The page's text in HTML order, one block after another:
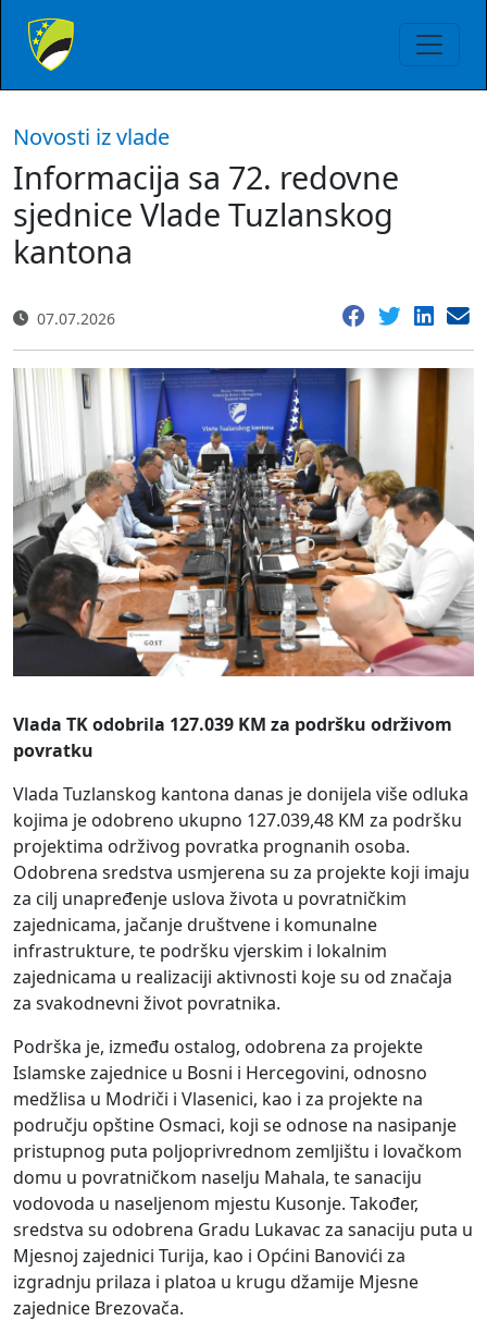
Novosti iz vlade
Informacija sa 72. redovne
sjednice Vlade Tuzlanskog
kantona
07.07.2026
Vlada TK odobrila 127.039 KM za podršku održivom
povratku
Vlada Tuzlanskog kantona danas je donijela više odluka
kojima je odobreno ukupno 127.039,48 KM za podršku
projektima održivog povratka prognanih osoba.
Odobrena sredstva usmjerena su za projekte koji imaju
za cilj unapređenje uslova života u povratničkim
zajednicama, jačanje društvene i komunalne
infrastrukture, te podršku vjerskim i lokalnim
zajednicama u realizaciji aktivnosti koje su od značaja
za svakodnevni život povratnika.
Podrška je, između ostalog, odobrena za projekte
Islamske zajednice u Bosni i Hercegovini, odnosno
medžlisa u Modriči i Vlasenici, kao i za projekte na
području opštine Osmaci, koji se odnose na nasipanje
pristupnog puta poljoprivrednom zemljištu i lovačkom
domu u povratničkom naselju Mahala, te sanaciju
vodovoda u naseljenom mjestu Kusonje. Također,
sredstva su odobrena Gradu Lukavac za sanaciju puta u
Mjesnoj zajednici Turija, kao i Općini Banovići za
izgradnju prilaza i platoa u krugu džamije Mjesne
zajednice Brezovača.